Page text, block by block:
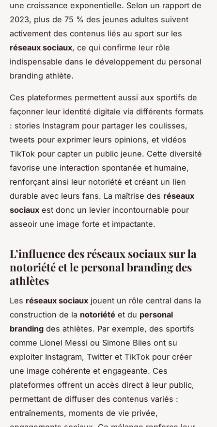
une croissance exponentielle. Selon un rapport de
2023, plus de 75 % des jeunes adultes suivent
activement des contenus liés au sport sur les
réseaux sociaux, ce qui confirme leur rôle
indispensable dans le développement du personal
branding athlète.
Ces plateformes permettent aussi aux sportifs de
façonner leur identité digitale via différents formats
: stories Instagram pour partager les coulisses,
tweets pour exprimer leurs opinions, et vidéos
TikTok pour capter un public jeune. Cette diversité
favorise une interaction spontanée et humaine,
renforçant ainsi leur notoriété et créant un lien
durable avec leurs fans. La maîtrise des réseaux
sociaux est donc un levier incontournable pour
asseoir une image forte et impactante.
L’influence des réseaux sociaux sur la
notoriété et le personal branding des
athlètes
Les réseaux sociaux jouent un rôle central dans la
construction de la notoriété et du personal
branding des athlètes. Par exemple, des sportifs
comme Lionel Messi ou Simone Biles ont su
exploiter Instagram, Twitter et TikTok pour créer
une image cohérente et engageante. Ces
plateformes offrent un accès direct à leur public,
permettant de diffuser des contenus variés :
entraînements, moments de vie privée,